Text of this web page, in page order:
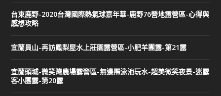
台東鹿野-2020台灣國際熱氣球嘉年華-鹿野76營地露營區-心得與
感想攻略
宜蘭員山-再訪鳳梨屋水上莊園露營區-小肥羊團露-第21露
宜蘭頭城-微笑灣農場露營區-無邊際泳池玩水-超美微笑夜景-迷露
客小團露-第20露